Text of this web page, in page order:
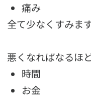
痛み
全て少なくすみま
悪くなればなるほ
時間
お金